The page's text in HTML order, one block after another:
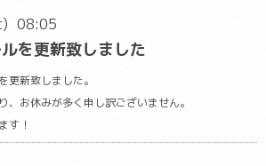
08:05
を更新致しました
更新致しました。
、お休みが多く申し訳ございません。
す！